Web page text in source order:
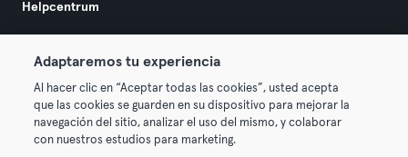
Helpcentrum
Algemene Voorwaarden Privacy
Adaptaremos tu experiencia
Al hacer clic en “Aceptar todas las cookies”, usted acepta
que las cookies se guarden en su dispositivo para mejorar la
navegación del sitio, analizar el uso del mismo, y colaborar
con nuestros estudios para marketing.